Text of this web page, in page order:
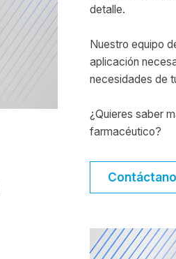
detalle.
Nuestro equipo
aplicación
necesidades de
¿Quieres saber
farmacéutico?